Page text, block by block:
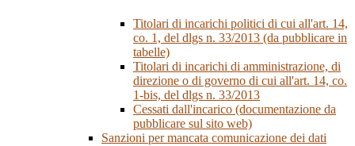
Titolari di incarichi politici di cui all'art. 14,
co. 1, del dlgs n. 33/2013 (da pubblicare in
tabelle)
Titolari di incarichi di amministrazione, di
direzione o di governo di cui all'art. 14, co.
1-bis, del dlgs n. 33/2013
Cessati dall'incarico (documentazione da
pubblicare sul sito web)
Sanzioni per mancata comunicazione dei dati